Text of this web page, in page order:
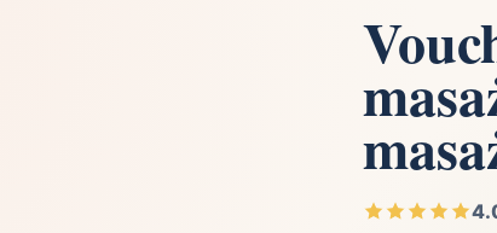
Kultura i Rozrywka